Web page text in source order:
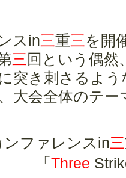
スin三重三を開
三回という偶然
突き刺さるよ
大会全体のテ
ンファレンスin三
「 Three